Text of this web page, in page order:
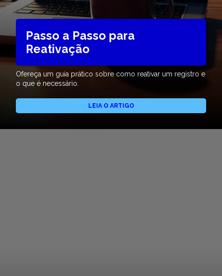
Passo a Passo para
Reativação
Ofereça um guia prático sobre como reativar um registro e
o que é necessário.
LEIA O ARTIGO